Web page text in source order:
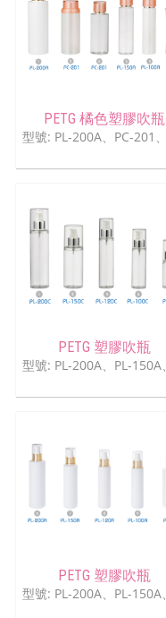
PETG 橘色塑膠吹瓶
PETG 塑膠吹瓶
PETG 塑膠吹瓶